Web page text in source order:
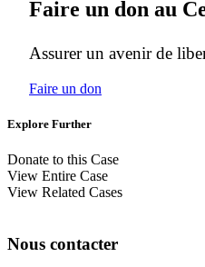
Faire un don au
Assurer un avenir de
Faire un don
Explore Further
Donate to this Case
View Entire Case
View Related Cases
Nous contacter